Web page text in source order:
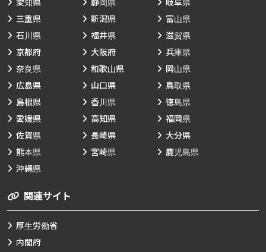
愛知県
静岡県
岐阜県
三重県
新潟県
富山県
石川県
福井県
滋賀県
京都府
大阪府
兵庫県
奈良県
和歌山県
岡山県
広島県
山口県
鳥取県
島根県
香川県
徳島県
愛媛県
高知県
福岡県
佐賀県
長崎県
大分県
熊本県
宮崎県
鹿児島県
沖縄県
関連サイト
厚生労働省
内閣府